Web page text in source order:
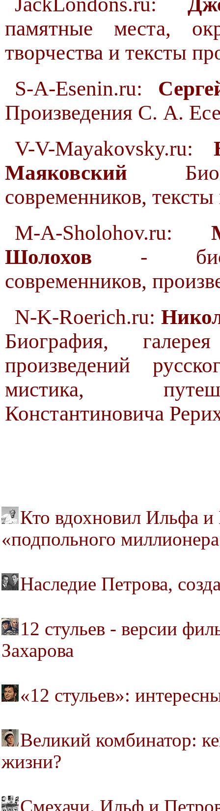
памятные места,
творчества и тексты
S-A-Esenin.ru:
Произведения С. А.
V-V-Mayakovsky.ru:
Маяковский
современников,
M-A-Sholohov.ru:
Шолохов -
современников,
N-K-Roerich.ru:
Биография,
произведений
мистика,
Константиновича
Кто вдохновил Ильфа и
«подпольного
Наследие Петрова,
12 стульев - версии
Захарова
«12 стульев»:
Великий комбинатор:
жизни?
Смехачи. Ильф и